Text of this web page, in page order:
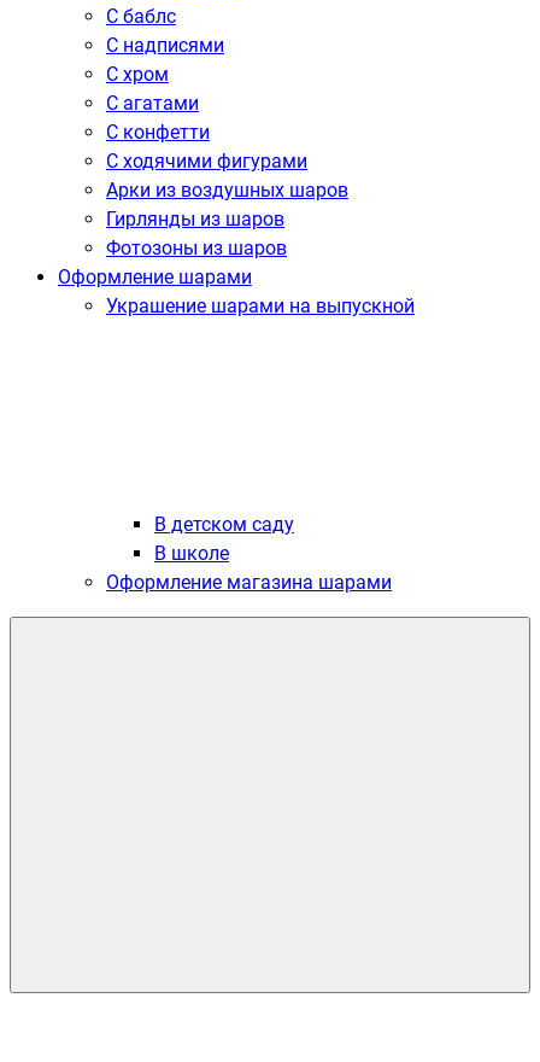
С баблс
С надписями
С хром
С агатами
С конфетти
С ходячими фигурами
Арки из воздушных шаров
Гирлянды из шаров
Фотозоны из шаров
Оформление шарами
Украшение шарами на выпускной
В детском саду
В школе
Оформление магазина шарами